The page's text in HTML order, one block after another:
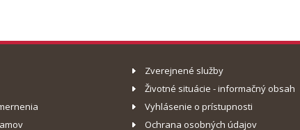
Zverejnené služby
Životné situácie - informačný obsah
Vyhlásenie o prístupnosti
Ochrana osobných údajov